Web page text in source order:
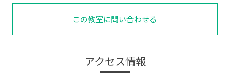
この教室に問い合わせる
アクセス情報